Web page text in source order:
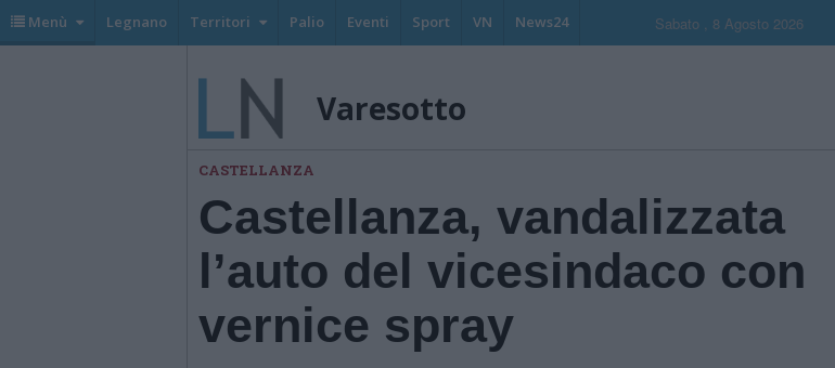
Menù Legnano Territori Palio Eventi Sport VN News24 Sabato , 8 Agosto 2026
Varesotto
CASTELLANZA
Castellanza, vandalizzata
l’auto del vicesindaco con
vernice spray